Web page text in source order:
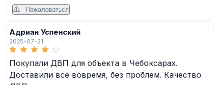
Пожаловаться
Адриан Успенский
2025-07-21
Покупали ДВП для объекта в Чебоксарах.
Доставили все вовремя, без проблем. Качество